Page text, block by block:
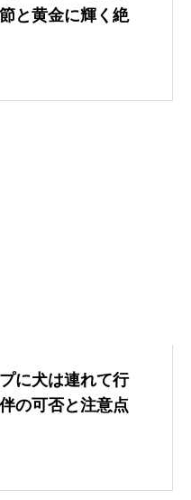
と黄金に輝く絶
に犬は連れて行
の可否と注意点